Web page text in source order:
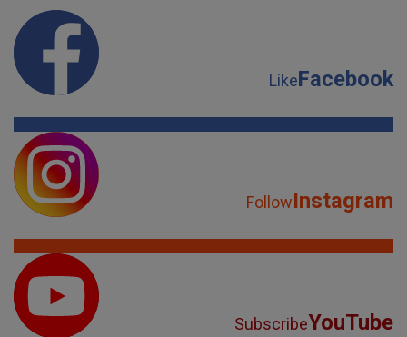
LikeFacebook
FollowInstagram
SubscribeYouTube